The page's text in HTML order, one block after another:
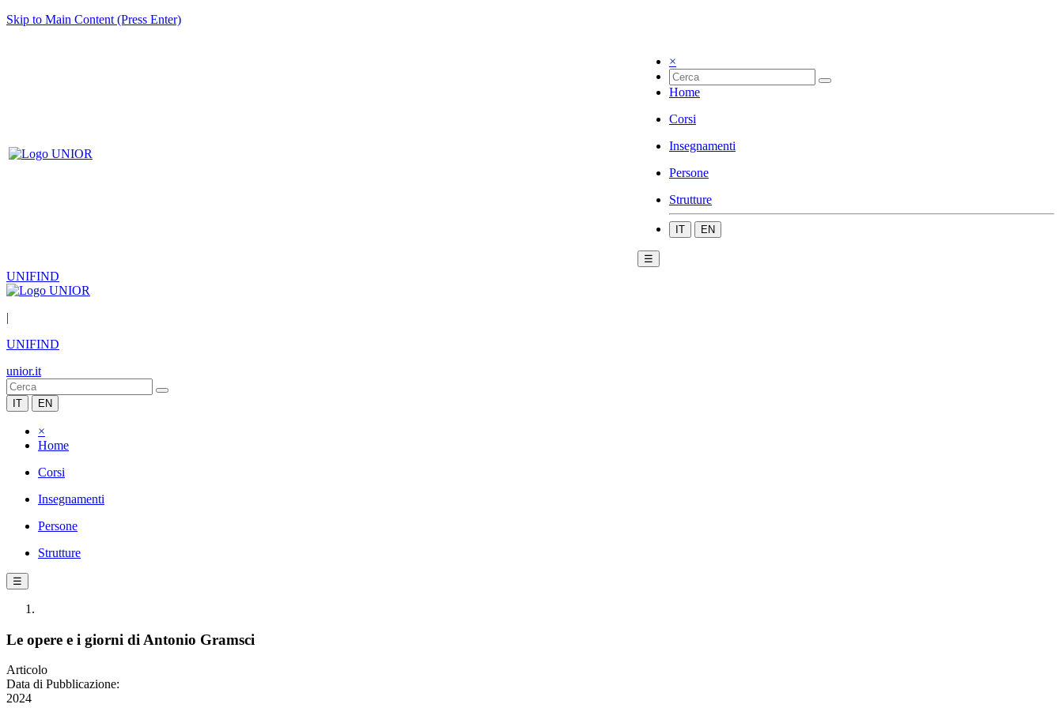
Skip to Main Content (Press Enter)
×
Home
Corsi
Insegnamenti
Persone
Strutture
IT EN
☰
UNIFIND
|
UNIFIND
unior.it
IT EN
×
Home
Corsi
Insegnamenti
Persone
Strutture
☰
Le opere e i giorni di Antonio Gramsci
Articolo
Data di Pubblicazione:
2024